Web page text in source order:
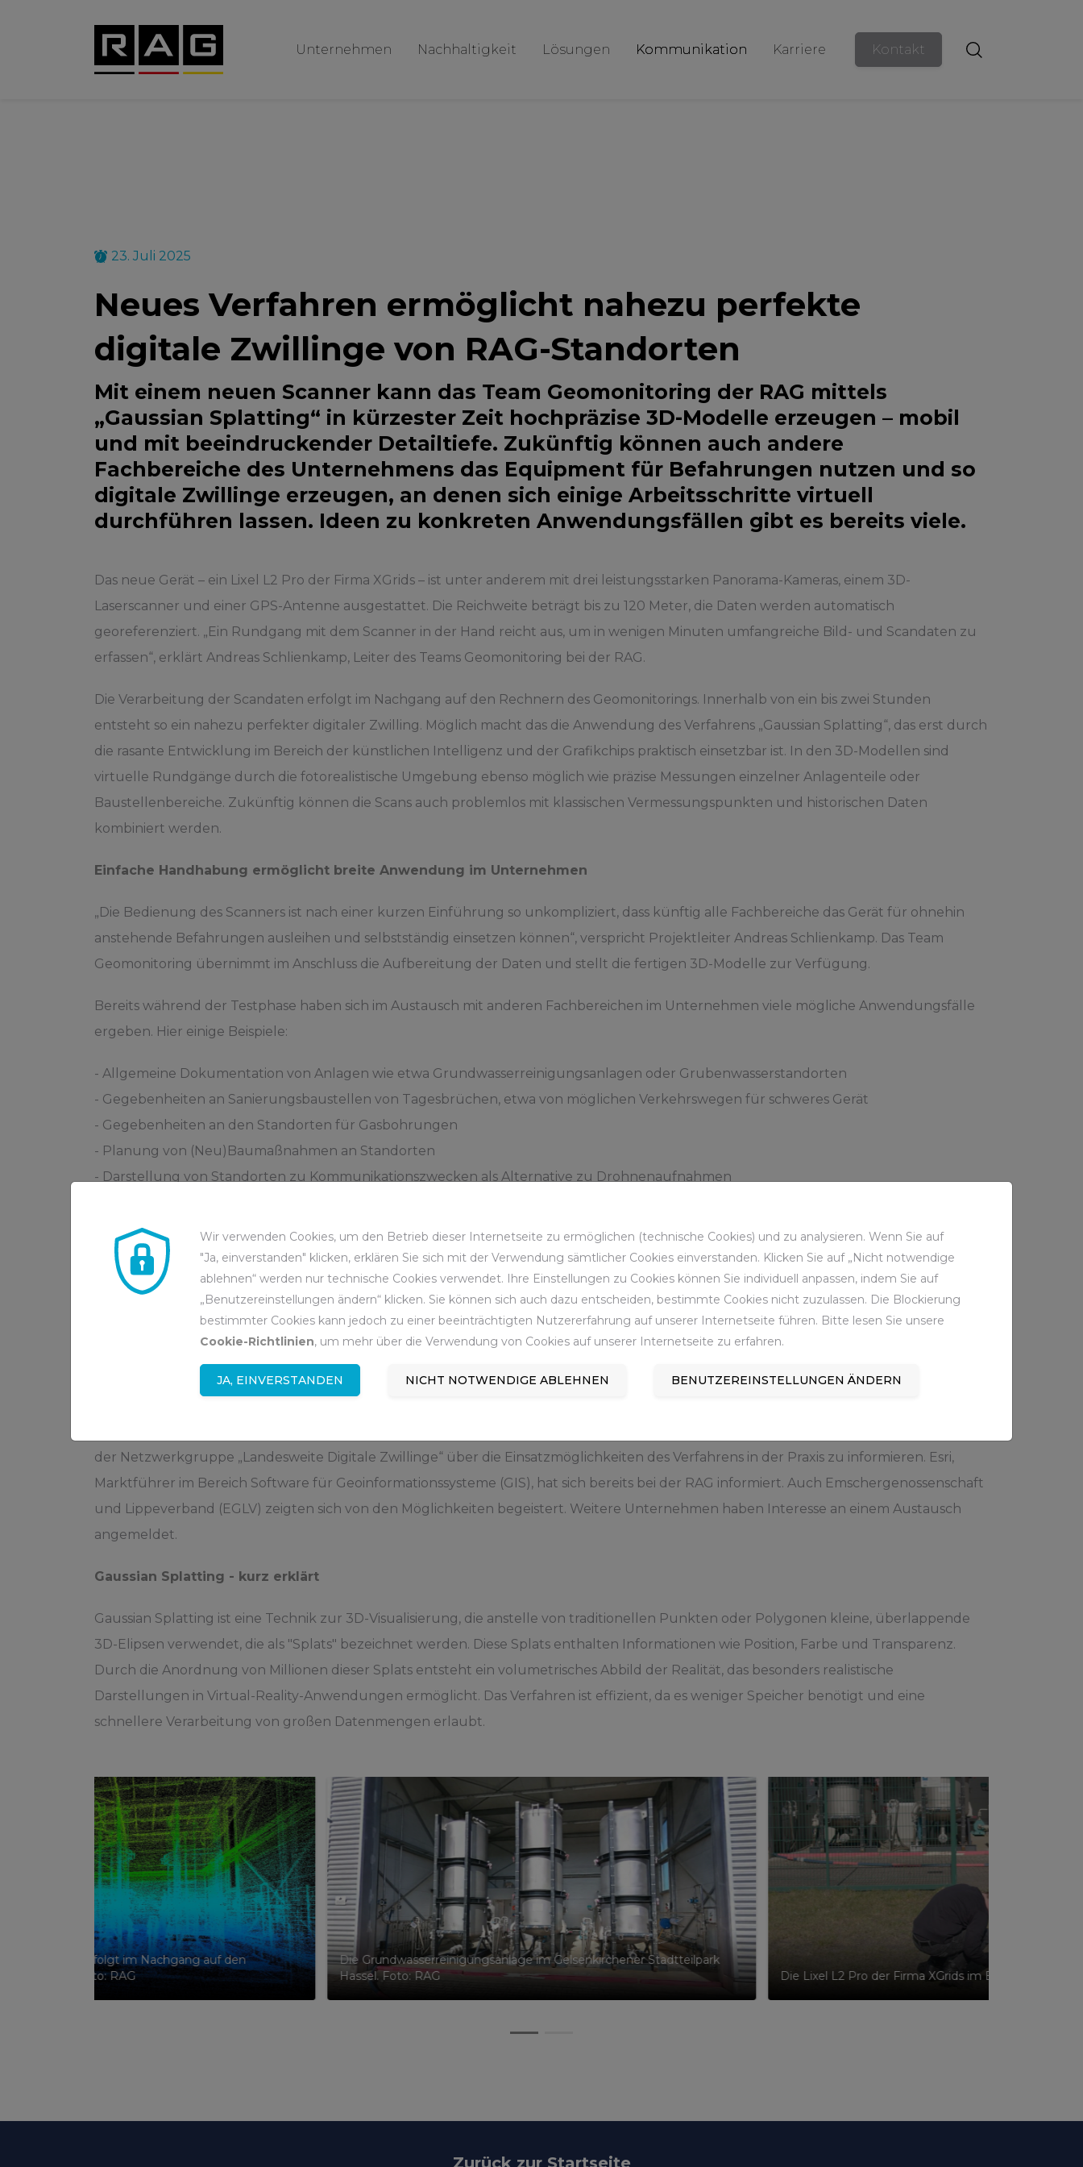
Unternehmen Nachhaltigkeit Lösungen Kommunikation Karriere Kontakt
23. Juli 2025
Neues Verfahren ermöglicht nahezu perfekte
digitale Zwillinge von RAG-Standorten
Mit einem neuen Scanner kann das Team Geomonitoring der RAG mittels
„Gaussian Splatting“ in kürzester Zeit hochpräzise 3D-Modelle erzeugen – mobil
und mit beeindruckender Detailtiefe. Zukünftig können auch andere
Fachbereiche des Unternehmens das Equipment für Befahrungen nutzen und so
digitale Zwillinge erzeugen, an denen sich einige Arbeitsschritte virtuell
durchführen lassen. Ideen zu konkreten Anwendungsfällen gibt es bereits viele.
Das neue Gerät – ein Lixel L2 Pro der Firma XGrids – ist unter anderem mit drei leistungsstarken Panorama-Kameras, einem 3D-
Laserscanner und einer GPS-Antenne ausgestattet. Die Reichweite beträgt bis zu 120 Meter, die Daten werden automatisch
georeferenziert. „Ein Rundgang mit dem Scanner in der Hand reicht aus, um in wenigen Minuten umfangreiche Bild- und Scandaten zu
erfassen“, erklärt Andreas Schlienkamp, Leiter des Teams Geomonitoring bei der RAG.
Die Verarbeitung der Scandaten erfolgt im Nachgang auf den Rechnern des Geomonitorings. Innerhalb von ein bis zwei Stunden
entsteht so ein nahezu perfekter digitaler Zwilling. Möglich macht das die Anwendung des Verfahrens „Gaussian Splatting“, das erst durch
die rasante Entwicklung im Bereich der künstlichen Intelligenz und der Grafikchips praktisch einsetzbar ist. In den 3D-Modellen sind
virtuelle Rundgänge durch die fotorealistische Umgebung ebenso möglich wie präzise Messungen einzelner Anlagenteile oder
Baustellenbereiche. Zukünftig können die Scans auch problemlos mit klassischen Vermessungspunkten und historischen Daten
kombiniert werden.
Einfache Handhabung ermöglicht breite Anwendung im Unternehmen
„Die Bedienung des Scanners ist nach einer kurzen Einführung so unkompliziert, dass künftig alle Fachbereiche das Gerät für ohnehin
anstehende Befahrungen ausleihen und selbstständig einsetzen können“, verspricht Projektleiter Andreas Schlienkamp. Das Team
Geomonitoring übernimmt im Anschluss die Aufbereitung der Daten und stellt die fertigen 3D-Modelle zur Verfügung.
Bereits während der Testphase haben sich im Austausch mit anderen Fachbereichen im Unternehmen viele mögliche Anwendungsfälle
ergeben. Hier einige Beispiele:
- Allgemeine Dokumentation von Anlagen wie etwa Grundwasserreinigungsanlagen oder Grubenwasserstandorten
- Gegebenheiten an Sanierungsbaustellen von Tagesbrüchen, etwa von möglichen Verkehrswegen für schweres Gerät
- Gegebenheiten an den Standorten für Gasbohrungen
- Planung von (Neu)Baumaßnahmen an Standorten
- Darstellung von Standorten zu Kommunikationszwecken als Alternative zu Drohnenaufnahmen
Die 3D-Modelle bieten einen so detaillierten visuellen Eindruck, dass nach der ersten Erfassung zukünftig einige Befahrungen vor Ort
eingespart werden können, so die Einschätzung einiger RAG-Fachbereiche. Das gilt sowohl intern als auch extern, denn denkbar wäre
auch, die virtuellen Zwillinge externen Dienstleistern zur Verfügung zu stellen, so dass beispielsweise notwendige Messungen virtuell
durchgeführt werden können. Angesichts des großen Potenzials denkt die RAG bereits über die Anschaffung weiterer Scanner nach, so
RAG wird als Vorreiter wahrgenommen
der Netzwerkgruppe „Landesweite Digitale Zwillinge“ über die Einsatzmöglichkeiten des Verfahrens in der Praxis zu informieren. Esri,
Marktführer im Bereich Software für Geoinformationssysteme (GIS), hat sich bereits bei der RAG informiert. Auch Emschergenossenschaft
und Lippeverband (EGLV) zeigten sich von den Möglichkeiten begeistert. Weitere Unternehmen haben Interesse an einem Austausch
angemeldet.
Gaussian Splatting - kurz erklärt
Gaussian Splatting ist eine Technik zur 3D-Visualisierung, die anstelle von traditionellen Punkten oder Polygonen kleine, überlappende
3D-Elipsen verwendet, die als "Splats" bezeichnet werden. Diese Splats enthalten Informationen wie Position, Farbe und Transparenz.
Durch die Anordnung von Millionen dieser Splats entsteht ein volumetrisches Abbild der Realität, das besonders realistische
Darstellungen in Virtual-Reality-Anwendungen ermöglicht. Das Verfahren ist effizient, da es weniger Speicher benötigt und eine
schnellere Verarbeitung von großen Datenmengen erlaubt.
Scandaten erfolgt im Nachgang auf den
Foto: RAG
Die Grundwasserreinigungsanlage im Gelsenkirchener Stadtteilpark
Hassel. Foto: RAG
Die Lixel L2 Pro der Firma XGrids im Einsat in Hassel.
Zurück zur Startseite
Wir verwenden Cookies, um den Betrieb dieser Internetseite zu ermöglichen (technische Cookies) und zu analysieren. Wenn Sie auf
"Ja, einverstanden" klicken, erklären Sie sich mit der Verwendung sämtlicher Cookies einverstanden. Klicken Sie auf „Nicht notwendige
ablehnen“ werden nur technische Cookies verwendet. Ihre Einstellungen zu Cookies können Sie individuell anpassen, indem Sie auf
„Benutzereinstellungen ändern“ klicken. Sie können sich auch dazu entscheiden, bestimmte Cookies nicht zuzulassen. Die Blockierung
bestimmter Cookies kann jedoch zu einer beeinträchtigten Nutzererfahrung auf unserer Internetseite führen. Bitte lesen Sie unsere
Cookie-Richtlinien, um mehr über die Verwendung von Cookies auf unserer Internetseite zu erfahren.
JA, EINVERSTANDEN NICHT NOTWENDIGE ABLEHNEN BENUTZEREINSTELLUNGEN ÄNDERN